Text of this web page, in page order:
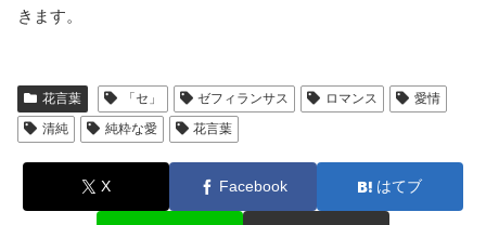
きます。
花言葉 「セ」 ゼフィランサス ロマンス
愛情
清純
純粋な愛 花言葉
X Facebook はてブ